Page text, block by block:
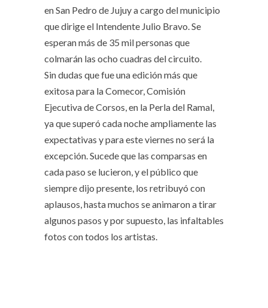
en San Pedro de Jujuy a cargo del municipio
que dirige el Intendente Julio Bravo. Se
esperan más de 35 mil personas que
colmarán las ocho cuadras del circuito.
Sin dudas que fue una edición más que
exitosa para la Comecor, Comisión
Ejecutiva de Corsos, en la Perla del Ramal,
ya que superó cada noche ampliamente las
expectativas y para este viernes no será la
excepción. Sucede que las comparsas en
cada paso se lucieron, y el público que
siempre dijo presente, los retribuyó con
aplausos, hasta muchos se animaron a tirar
algunos pasos y por supuesto, las infaltables
fotos con todos los artistas.